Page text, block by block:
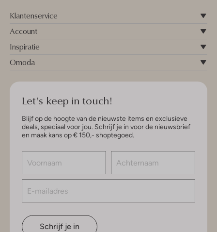
Klantenservice
Account
Inspiratie
Omoda
Let's keep in touch!
Blijf op de hoogte van de nieuwste items en exclusieve
deals, speciaal voor jou. Schrijf je in voor de nieuwsbrief
en maak kans op € 150,- shoptegoed.
Schrijf je in